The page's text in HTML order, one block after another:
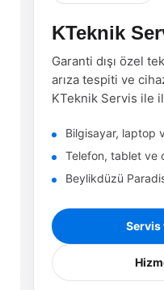
KTeknik
Garanti dışı özel
arıza tespiti ve
KTeknik Servis ile
Bilgisayar, laptop
Telefon, tablet ve
Beylikdüzü
Servis